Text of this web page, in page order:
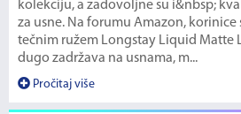
kolekciju, a zadovoljne su i&nbsp;
za usne. Na forumu Amazon,
tečnim ružem Longstay Liquid Matte
dugo zadržava na usnama, m...
Pročitaj više